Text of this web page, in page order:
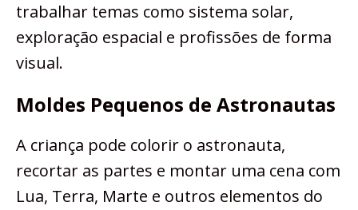
trabalhar temas como sistema solar,
exploração espacial e profissões de forma
visual.
Moldes Pequenos de Astronautas
A criança pode colorir o astronauta,
recortar as partes e montar uma cena com
Lua, Terra, Marte e outros elementos do